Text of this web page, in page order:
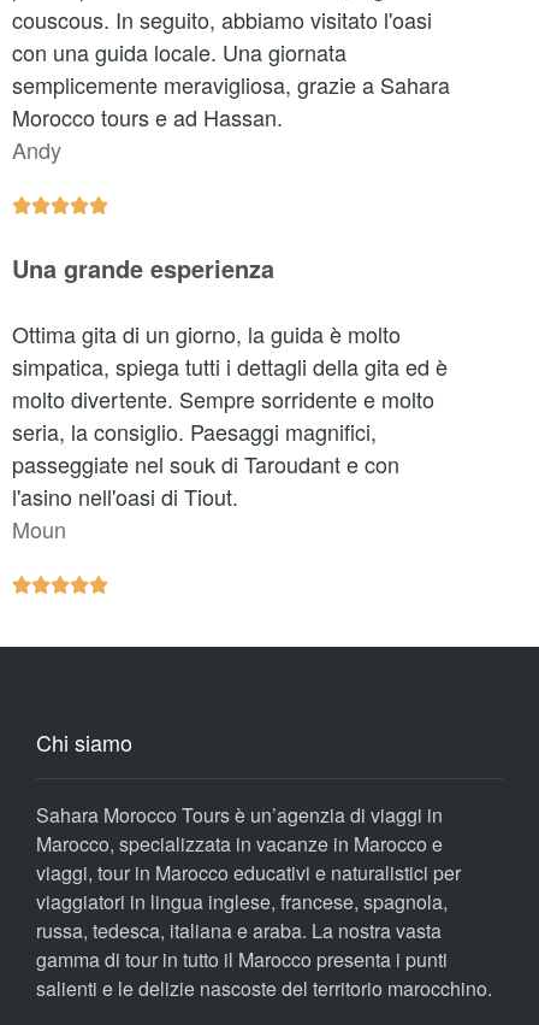
couscous. In seguito, abbiamo visitato l'oasi
con una guida locale. Una giornata
semplicemente meravigliosa, grazie a Sahara
Morocco tours e ad Hassan.
Andy

Una grande esperienza
Ottima gita di un giorno, la guida è molto
simpatica, spiega tutti i dettagli della gita ed è
molto divertente. Sempre sorridente e molto
seria, la consiglio. Paesaggi magnifici,
passeggiate nel souk di Taroudant e con
l'asino nell'oasi di Tiout.
Moun

Chi siamo
Sahara Morocco Tours è un’agenzia di viaggi in
Marocco, specializzata in vacanze in Marocco e
viaggi, tour in Marocco educativi e naturalistici per
viaggiatori in lingua inglese, francese, spagnola,
russa, tedesca, italiana e araba. La nostra vasta
gamma di tour in tutto il Marocco presenta i punti
salienti e le delizie nascoste del territorio marocchino.